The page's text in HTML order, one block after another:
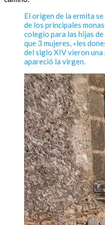
El origen de la ermita
de los principales
colegio para las hijas
que 3 mujeres, «les
del siglo XIV vieron una
apareció la virgen.